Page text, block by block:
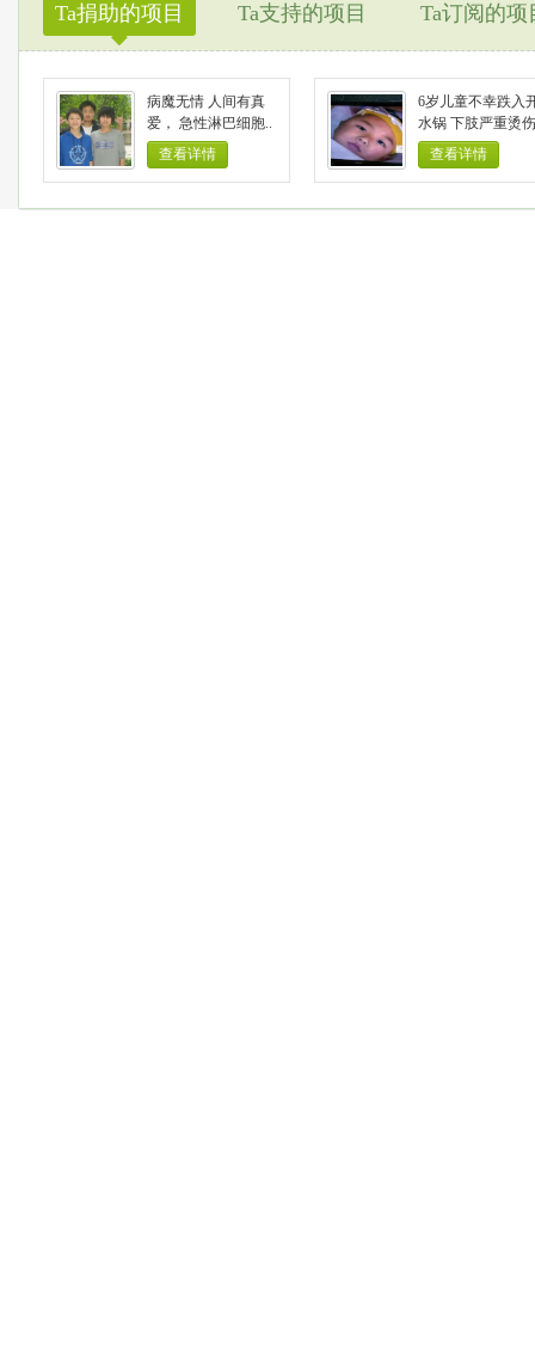
Ta捐助的项目
◆
Ta支持的项目 Ta订阅的项
病魔无情 人间有真
爱， 急性淋巴细胞..
查看详情
6岁儿童不幸跌入
水锅 下肢严重烫
查看详情